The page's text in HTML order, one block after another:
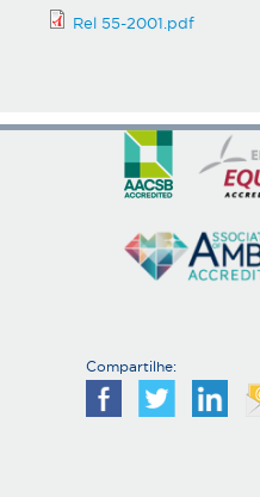
Rel 55-2001.pdf
Compartilhe: